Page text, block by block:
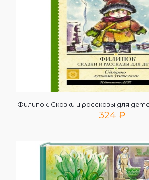
Филипок. Сказки и рассказы для
324 ₽